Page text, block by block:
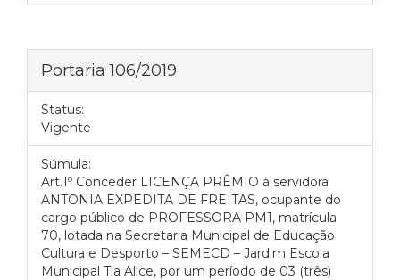
Portaria 106/2019
Status:
Vigente
Súmula:
Art.1º Conceder LICENÇA PRÊMIO à servidora
ANTONIA EXPEDITA DE FREITAS, ocupante do
cargo público de PROFESSORA PM1, matrícula
70, lotada na Secretaria Municipal de Educação
Cultura e Desporto – SEMECD – Jardim Escola
Municipal Tia Alice, por um período de 03 (três)